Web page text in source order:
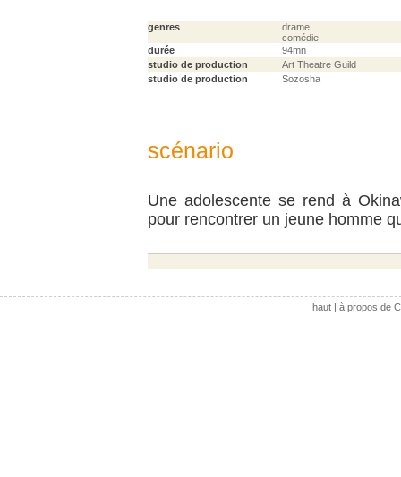
genres
drame
comédie
durée
94mn
studio de production
Art Theatre Guild
studio de production
Sozosha
scénario
Une adolescente se rend à
pour rencontrer un jeune homme
haut| à propos de